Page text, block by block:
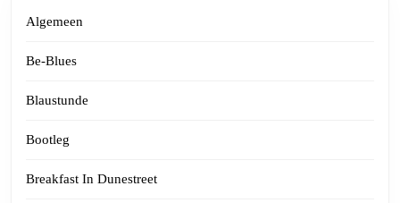
Algemeen
Be-Blues
Blaustunde
Bootleg
Breakfast In Dunestreet